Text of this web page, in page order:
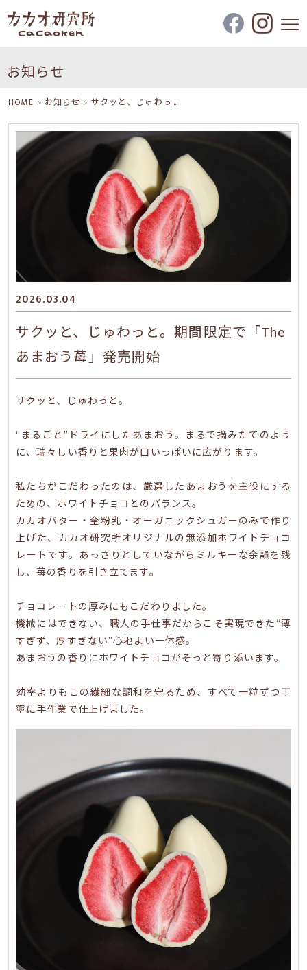
お知らせ
HOME > お知らせ > サクッと、じゅわっ…
2026.03.04
サクッと、じゅわっと。期間限定で「The
あまおう苺」発売開始
サクッと、じゅわっと。
“まるごと”ドライにしたあまおう。まるで摘みたてのよう
に、瑞々しい香りと果肉が口いっぱいに広がります。
私たちがこだわったのは、厳選したあまおうを主役にする
ための、ホワイトチョコとのバランス。
カカオバター・全粉乳・オーガニックシュガーのみで作り
上げた、カカオ研究所オリジナルの無添加ホワイトチョコ
レートです。あっさりとしていながらミルキーな余韻を残
し、苺の香りを引き立てます。
チョコレートの厚みにもこだわりました。
機械にはできない、職人の手仕事だからこそ実現できた“薄
すぎず、厚すぎない”心地よい一体感。
あまおうの香りにホワイトチョコがそっと寄り添います。
効率よりもこの繊細な調和を守るため、すべて一粒ずつ丁
寧に手作業で仕上げました。